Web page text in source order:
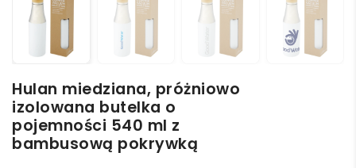
Hulan miedziana, próżniowo
izolowana butelka o
pojemności 540 ml z
bambusową pokrywką